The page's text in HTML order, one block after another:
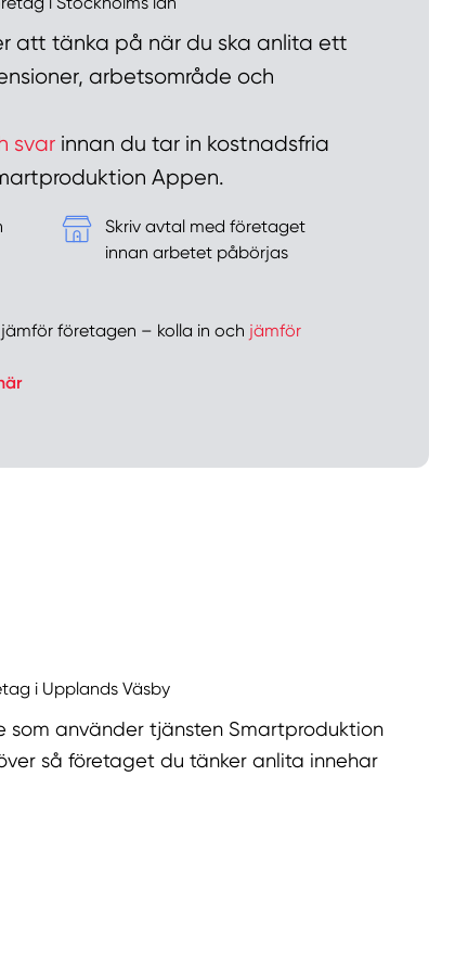
att tänka på när du ska anlita ett
arbetsområde och
svar innan du tar in kostnadsfria
Appen.
Skriv avtal med företaget
innan arbetet påbörjas
företagen – kolla in och jämför
i Upplands Väsby
som använder tjänsten Smartproduktion
så företaget du tänker anlita innehar